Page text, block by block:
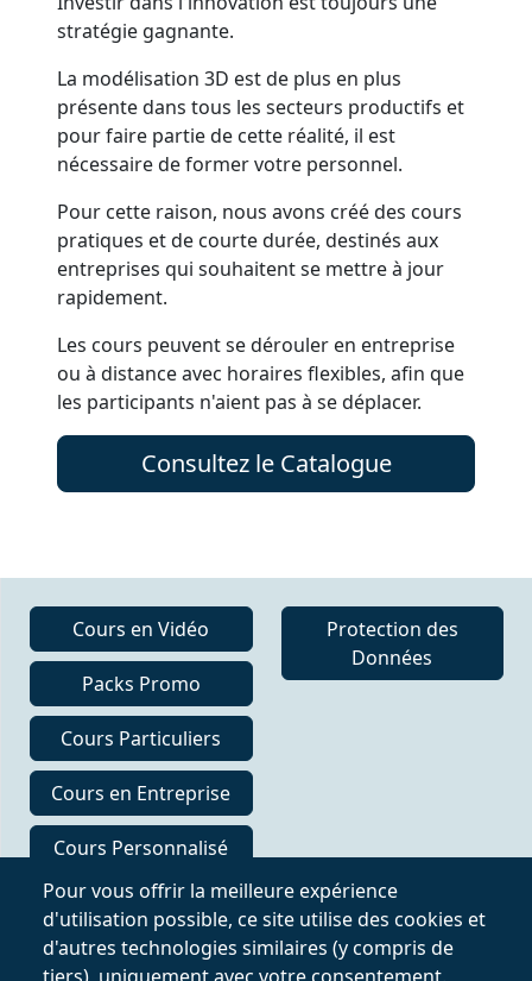
stratégie gagnante.
La modélisation 3D est de plus en plus
présente dans tous les secteurs productifs et
pour faire partie de cette réalité, il est
nécessaire de former votre personnel.
Pour cette raison, nous avons créé des cours
pratiques et de courte durée, destinés aux
entreprises qui souhaitent se mettre à jour
rapidement.
Les cours peuvent se dérouler en entreprise
ou à distance avec horaires flexibles, afin que
les participants n'aient pas à se déplacer.
Consultez le Catalogue
Pour vous offrir la meilleure expérience
d'utilisation possible, ce site utilise des cookies et
d'autres technologies similaires (y compris de
Cours en Vidéo
Packs Promo
Cours Particuliers
Cours en Entreprise
Cours Personnalisé
Protection des
Données
Suivre sur